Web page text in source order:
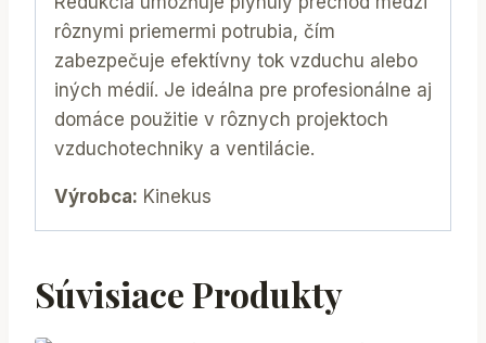
rôznymi priemermi potrubia, čím
zabezpečuje efektívny tok vzduchu alebo
iných médií. Je ideálna pre profesionálne aj
domáce použitie v rôznych projektoch
vzduchotechniky a ventilácie.
Výrobca: Kinekus
Súvisiace Produkty